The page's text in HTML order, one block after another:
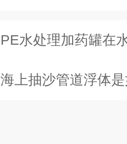
PE水处理加药罐在水处
海上抽沙管道浮体